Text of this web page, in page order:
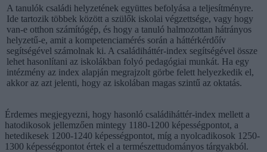
A tanulók családi helyzetének együttes befolyása a teljesítményre.
Ide tartozik többek között a szülők iskolai végzettsége, vagy hogy
van-e otthon számítógép, és hogy a tanuló halmozottan hátrányos
helyzetű-e, amit a kompetenciamérés során a háttérkérdőív
segítségével számolnak ki. A családiháttér-index segítségével össze
lehet hasonlítani az iskolákban folyó pedagógiai munkát. Ha egy
intézmény az index alapján megrajzolt görbe felett helyezkedik el,
akkor az azt jelenti, hogy az iskolában magas szintű az oktatás.
Érdemes megjegyezni, hogy hasonló családiháttér-index mellett a
hatodikosok jellemzően mintegy 1180-1200 képességpontot, a
hetedikesek 1200-1240 képességpontot, míg a nyolcadikosok 1250-
1300 képességpontot értek el a természettudományos tárgyakból.